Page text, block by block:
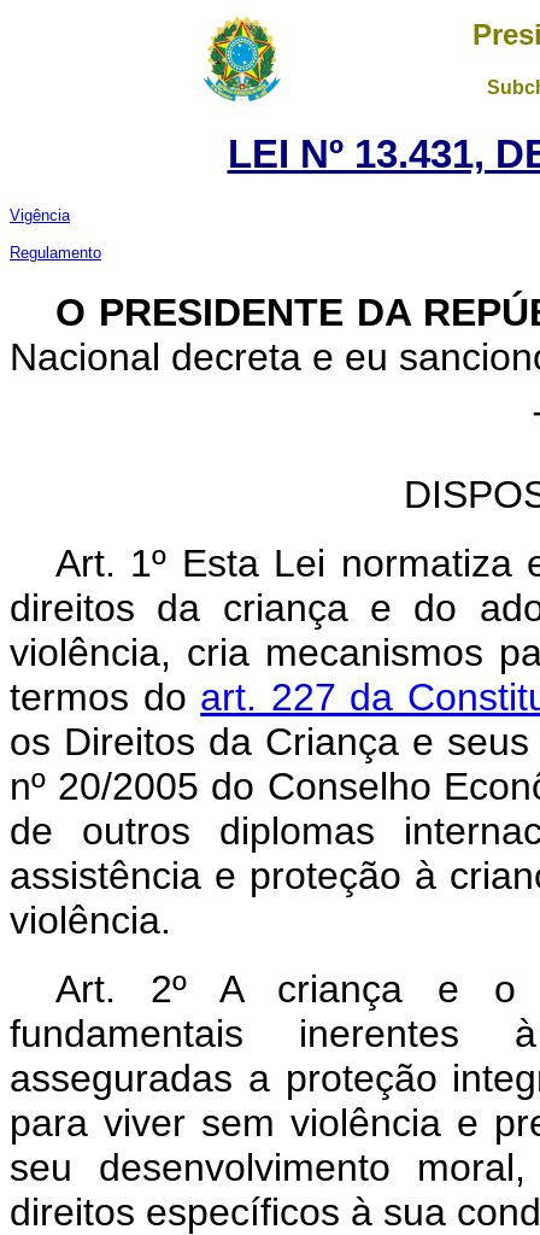
LEI Nº 13.431,
Vigência
Regulamento
O PRESIDENTE DA
Nacional decreta e eu
Art. 1º Esta Lei normatiza
direitos da criança e do
violência, cria mecanismos
termos do art. 227 da
os Direitos da Criança e
nº 20/2005 do Conselho
de outros diplomas
assistência e proteção à
violência.
Art. 2º A criança e o
fundamentais inerentes
asseguradas a proteção
para viver sem violência e
seu desenvolvimento
direitos específicos à sua